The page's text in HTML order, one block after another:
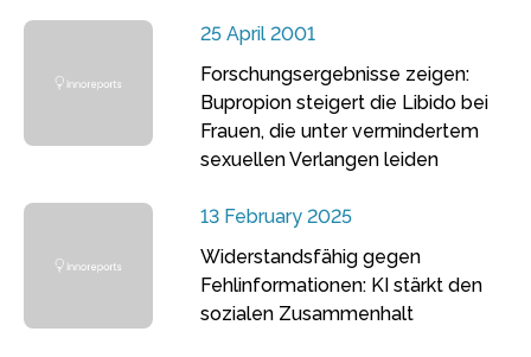
25 April 2001
Forschungsergebnisse zeigen:
Bupropion steigert die Libido bei
Frauen, die unter vermindertem
sexuellen Verlangen leiden
13 February 2025
Widerstandsfähig gegen
Fehlinformationen: KI stärkt den
sozialen Zusammenhalt